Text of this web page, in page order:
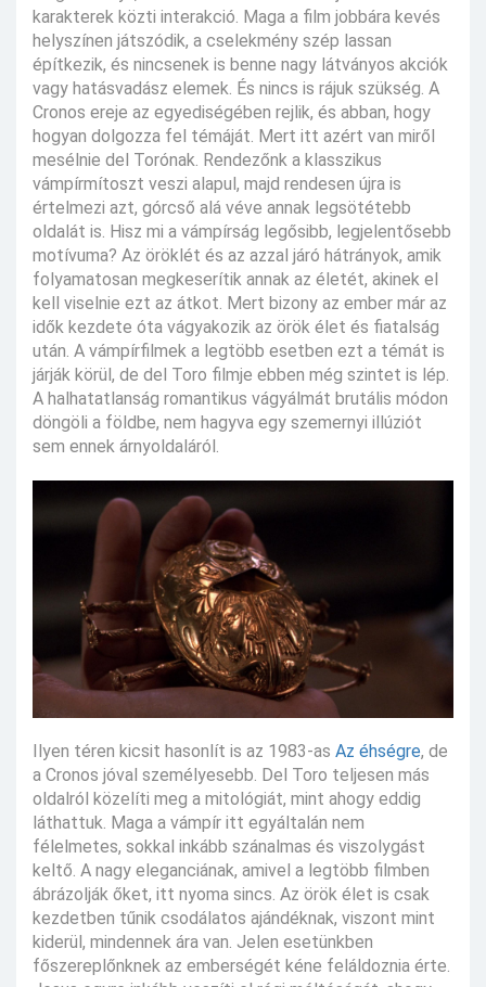
karakterek közti interakció. Maga a film jobbára kevés
helyszínen játszódik, a cselekmény szép lassan
építkezik, és nincsenek is benne nagy látványos akciók
vagy hatásvadász elemek. És nincs is rájuk szükség. A
Cronos ereje az egyediségében rejlik, és abban, hogy
hogyan dolgozza fel témáját. Mert itt azért van miről
mesélnie del Torónak. Rendezőnk a klasszikus
vámpírmítoszt veszi alapul, majd rendesen újra is
értelmezi azt, górcső alá véve annak legsötétebb
oldalát is. Hisz mi a vámpírság legősibb, legjelentősebb
motívuma? Az öröklét és az azzal járó hátrányok, amik
folyamatosan megkeserítik annak az életét, akinek el
kell viselnie ezt az átkot. Mert bizony az ember már az
idők kezdete óta vágyakozik az örök élet és fiatalság
után. A vámpírfilmek a legtöbb esetben ezt a témát is
járják körül, de del Toro filmje ebben még szintet is lép.
A halhatatlanság romantikus vágyálmát brutális módon
döngöli a földbe, nem hagyva egy szemernyi illúziót
sem ennek árnyoldaláról.
Ilyen téren kicsit hasonlít is az 1983-as Az éhségre, de
a Cronos jóval személyesebb. Del Toro teljesen más
oldalról közelíti meg a mitológiát, mint ahogy eddig
láthattuk. Maga a vámpír itt egyáltalán nem
félelmetes, sokkal inkább szánalmas és viszolygást
keltő. A nagy eleganciának, amivel a legtöbb filmben
ábrázolják őket, itt nyoma sincs. Az örök élet is csak
kezdetben tűnik csodálatos ajándéknak, viszont mint
kiderül, mindennek ára van. Jelen esetünkben
főszereplőnknek az emberségét kéne feláldoznia érte.